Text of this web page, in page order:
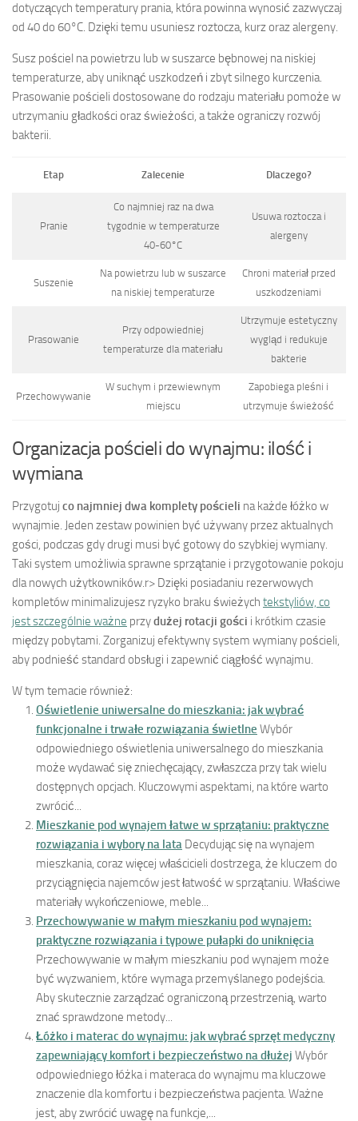
dotyczących temperatury prania, która powinna wynosić zazwyczaj
od 40 do 60°C. Dzięki temu usuniesz roztocza, kurz oraz alergeny.
Susz pościel na powietrzu lub w suszarce bębnowej na niskiej
temperaturze, aby uniknąć uszkodzeń i zbyt silnego kurczenia.
Prasowanie pościeli dostosowane do rodzaju materiału pomoże w
utrzymaniu gładkości oraz świeżości, a także ograniczy rozwój
bakterii.
Etap Zalecenie Dlaczego?
Pranie
Co najmniej raz na dwa
tygodnie w temperaturze
40-60°C
Usuwa roztocza i
alergeny
Suszenie
Na powietrzu lub w suszarce
na niskiej temperaturze
Chroni materiał przed
uszkodzeniami
Prasowanie
Przy odpowiedniej
temperaturze dla materiału
Utrzymuje estetyczny
wygląd i redukuje
bakterie
Przechowywanie
W suchym i przewiewnym
miejscu
Zapobiega pleśni i
utrzymuje świeżość
Organizacja pościeli do wynajmu: ilość i
wymiana
Przygotuj co najmniej dwa komplety pościeli na każde łóżko w
wynajmie. Jeden zestaw powinien być używany przez aktualnych
gości, podczas gdy drugi musi być gotowy do szybkiej wymiany.
Taki system umożliwia sprawne sprzątanie i przygotowanie pokoju
dla nowych użytkowników.r> Dzięki posiadaniu rezerwowych
kompletów minimalizujesz ryzyko braku świeżych tekstyliów, co
jest szczególnie ważne przydużej rotacji gości i krótkim czasie
między pobytami. Zorganizuj efektywny system wymiany pościeli,
aby podnieść standard obsługi i zapewnić ciągłość wynajmu.
W tym temacie również:
Oświetlenie uniwersalne do mieszkania: jak wybrać
funkcjonalne i trwałe rozwiązania świetlne Wybór
odpowiedniego oświetlenia uniwersalnego do mieszkania
może wydawać się zniechęcający, zwłaszcza przy tak wielu
dostępnych opcjach. Kluczowymi aspektami, na które warto
zwrócić...
Mieszkanie pod wynajem łatwe w sprzątaniu: praktyczne
rozwiązania i wybory na lata Decydując się na wynajem
mieszkania, coraz więcej właścicieli dostrzega, że kluczem do
przyciągnięcia najemców jest łatwość w sprzątaniu. Właściwe
materiały wykończeniowe, meble...
Przechowywanie w małym mieszkaniu pod wynajem:
praktyczne rozwiązania i typowe pułapki do uniknięcia
Przechowywanie w małym mieszkaniu pod wynajem może
być wyzwaniem, które wymaga przemyślanego podejścia.
Aby skutecznie zarządzać ograniczoną przestrzenią, warto
znać sprawdzone metody...
Łóżko i materac do wynajmu: jak wybrać sprzęt medyczny
zapewniający komfort i bezpieczeństwo na dłużej Wybór
odpowiedniego łóżka i materaca do wynajmu ma kluczowe
znaczenie dla komfortu i bezpieczeństwa pacjenta. Ważne
jest, aby zwrócić uwagę na funkcje,...